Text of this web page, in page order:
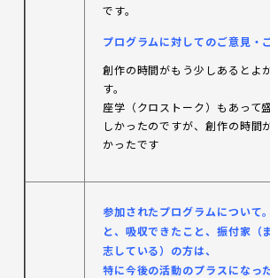
です。
プログラムに対してのご意見・
創作の時間がもう少しあるとよ
す。
座学（クロストーク）もあって
しかったのですが、創作の時間
かったです
参加されたプログラムについて
と、吸収できたこと、振付家（
志している）の方は、
特に今後の活動のプラスになっ